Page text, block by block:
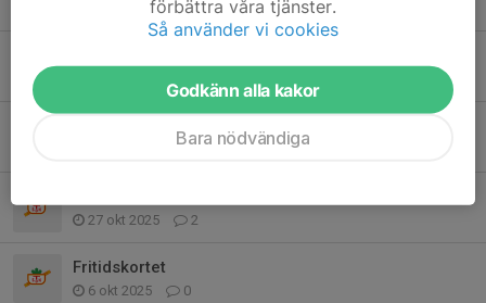
4 jun, 18:41 0
0
27 okt 2025 2
Fritidskortet
6 okt 2025 0
förbättra våra tjänster.
Så använder vi cookies
Godkänn alla kakor
Bara nödvändiga